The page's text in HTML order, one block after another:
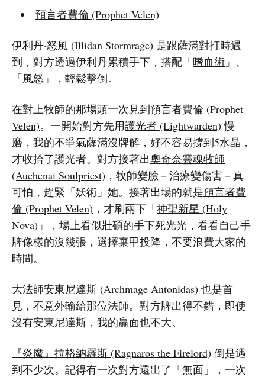
預言者費倫 (Prophet Velen)
伊利丹·怒風 (Illidan Stormrage) 是跟薩滿對打時遇
到，對方透過伊利丹累積手下，搭配「嗜血術 」、
「風怒 」，輕鬆擊倒。
在對上牧師的那場頭一次見到預言者費倫 (Prophet
Velen)。一開始對方先用護光者 (Lightwarden) 慢
磨，我的不爭氣薩滿沒牌解，好不容易撐到5水晶，
才收拾了護光者。對方接著出奧奇奈靈魂牧師
(Auchenai Soulpriest) ，牧師變臉－治療變傷害－真
可怕，趕緊「妖術」她。接著出場的就是預言者費
倫 (Prophet Velen) ，才刷兩下「神聖新星 (Holy
Nova) 」，場上看似壯碩的手下死光光，看看自己手
牌像樣的沒幾張，選擇棄甲投降，不要浪費大家的
時間。
大法師安東尼達斯 (Archmage Antonidas) 也是首
見，不意外輸給那位法師。對方牌出得不錯，即使
沒有安東尼達斯，我的贏面也不大。
『炎魔』拉格納羅斯 (Ragnaros the Firelord) 倒是遇
到不少次。記得有一次對方還出了「無面」，一次